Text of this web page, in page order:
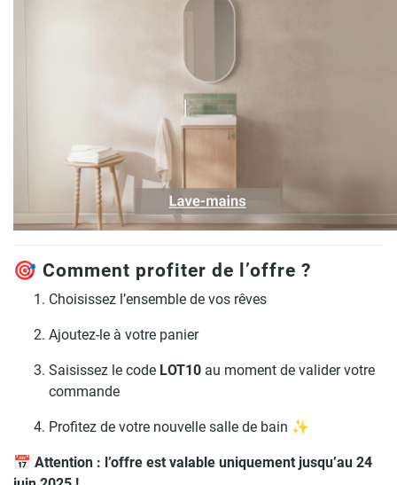
🎯 Comment profiter de l’offre ?
Choisissez l’ensemble de vos rêves
Ajoutez-le à votre panier
Saisissez le code LOT10 au moment de valider votre
commande
Profitez de votre nouvelle salle de bain ✨
📅 Attention : l’offre est valable uniquement jusqu’au 24